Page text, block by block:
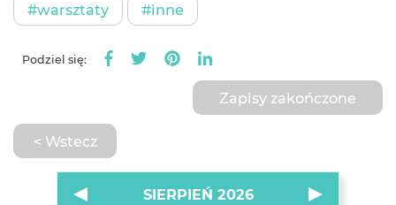
#warsztaty #inne
Podziel się:
< Wstecz
Zapisy zakończone
SIERPIEŃ 2026